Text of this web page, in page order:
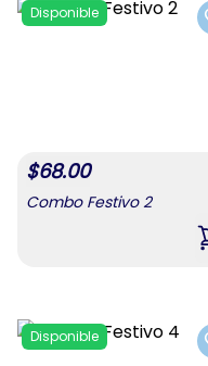
Disponible
$68.00
Combo Festivo 2
Disponible